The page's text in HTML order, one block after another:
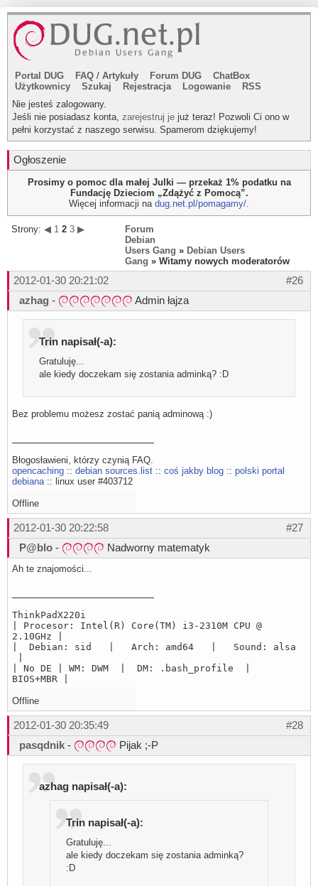
Portal DUG FAQ / Artykuły Forum DUG
ChatBox
Użytkownicy
Szukaj Rejestracja Logowanie
RSS
Nie jesteś zalogowany.
Jeśli nie posiadasz konta, zarejestruj je już teraz! Pozwoli Ci ono w
pełni korzystać z naszego serwisu. Spamerom dziękujemy!
Ogłoszenie
Prosimy o pomoc dla małej Julki — przekaż 1% podatku na
Fundację Dzieciom „Zdążyć z Pomocą”.
Więcej informacji na dug.net.pl/pomagamy/.
Strony: ◀ 1 2 3 ▶
Forum
Debian
Users Gang » Debian Users
Gang » Witamy nowych moderatorów
#26
2012-01-30 20:21:02
azhag - Admin łajza
Trin napisał(-a):
Gratuluję...
ale kiedy doczekam się zostania adminką? :D
Bez problemu możesz zostać panią adminową :)
Błogosławieni, którzy czynią FAQ.
opencaching :: debian sources.list :: coś jakby blog :: polski portal
debiana:: linux user #403712
Offline
#27
2012-01-30 20:22:58
P@blo - Nadworny matematyk
Ah te znajomości...
ThinkPadX220i
| Procesor: Intel(R) Core(TM) i3-2310M CPU @
2.10GHz |
| Debian: sid | Arch: amd64 | Sound: alsa
| No DE | WM: DWM | DM: .bash_profile |
BIOS+MBR |
Offline
#28
2012-01-30 20:35:49
pasqdnik - Pijak ;-P
azhag napisał(-a):
Trin napisał(-a):
Gratuluję...
ale kiedy doczekam się zostania adminką?
:D